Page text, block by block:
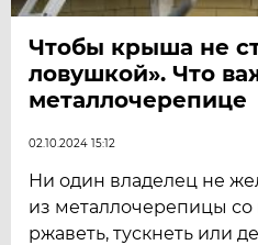
Чтобы крыша не
ловушкой». Что
металлочерепице
02.10.2024 15:12
Ни один владелец не
из металлочерепицы
ржаветь, тускнеть или